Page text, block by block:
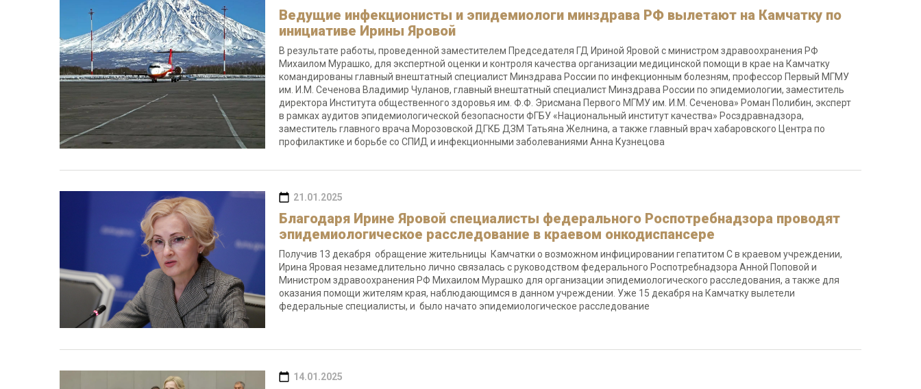
Ведущие инфекционисты и эпидемиологи минздрава РФ вылетают на Камчатку по
инициативе Ирины Яровой
В результате работы, проведенной заместителем Председателя ГД Ириной Яровой с министром здравоохранения РФ
Михаилом Мурашко, для экспертной оценки и контроля качества организации медицинской помощи в крае на Камчатку
командированы главный внештатный специалист Минздрава России по инфекционным болезням, профессор Первый МГМУ
им. И.М. Сеченова Владимир Чуланов, главный внештатный специалист Минздрава России по эпидемиологии, заместитель
директора Института общественного здоровья им. Ф.Ф. Эрисмана Первого МГМУ им. И.М. Сеченова» Роман Полибин, эксперт
в рамках аудитов эпидемиологической безопасности ФГБУ «Национальный институт качества» Росздравнадзора,
заместитель главного врача Морозовской ДГКБ ДЗМ Татьяна Желнина, а также главный врач хабаровского Центра по
профилактике и борьбе со СПИД и инфекционными заболеваниями Анна Кузнецова
21.01.2025
Благодаря Ирине Яровой специалисты федерального Роспотребнадзора проводят
эпидемиологическое расследование в краевом онкодиспансере
Получив 13 декабря обращение жительницы Камчатки о возможном инфицировании гепатитом С в краевом учреждении,
Ирина Яровая незамедлительно лично связалась с руководством федерального Роспотребнадзора Анной Поповой и
Министром здравоохранения РФ Михаилом Мурашко для организации эпидемиологического расследования, а также для
оказания помощи жителям края, наблюдающимся в данном учреждении. Уже 15 декабря на Камчатку вылетели
федеральные специалисты, и было начато эпидемиологическое расследование
14.01.2025